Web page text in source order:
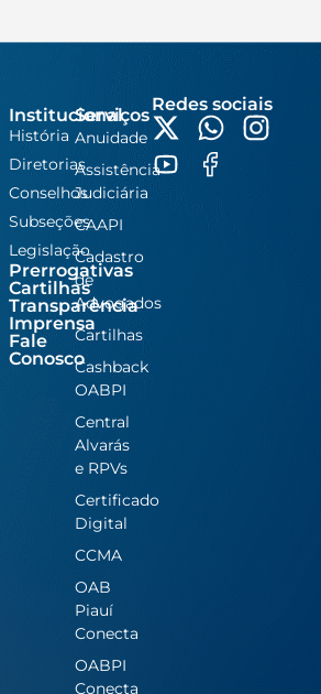
Institucional
História
Diretorias
Conselhos
Subseções
Legislação
Prerrogativas
Cartilhas
Transparência
Imprensa
Fale
Conosco
Serviços
Anuidade
Assistência
Judiciária
CAAPI
Cadastro
de
Advogados
Cartilhas
Cashback
OABPI
Central
Alvarás
e RPVs
Certificado
Digital
CCMA
OAB
Piauí
Conecta
OABPI
Conecta
Redes sociais